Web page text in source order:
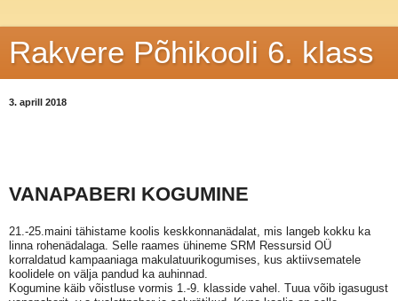
Rakvere Põhikooli 6. klass
3. aprill 2018
VANAPABERI KOGUMINE
21.-25.maini tähistame koolis keskkonnanädalat, mis langeb kokku ka
linna rohenädalaga. Selle raames ühineme SRM Ressursid OÜ
korraldatud kampaaniaga makulatuuri kogumises, kus aktiivsematele
koolidele on välja pandud ka auhinnad.
Kogumine käib võistluse vormis 1.-9. klasside vahel. Tuua võib igasugust